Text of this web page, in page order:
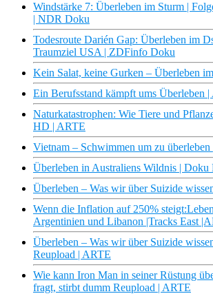
Windstärke 7: Überleben im Sturm |
| NDR Doku
Todesroute Darién Gap: Überleben im
Traumziel USA | ZDFinfo Doku
Kein Salat, keine Gurken – Überleben
Ein Berufsstand kämpft ums Überleben
Naturkatastrophen: Wie Tiere und
HD | ARTE
Vietnam – Schwimmen um zu
Überleben in Australiens Wildnis |
Überleben – Was wir über Suizide
Wenn die Inflation auf 250%
Argentinien und Libanon |Tracks East
Überleben – Was wir über Suizide
Reupload | ARTE
Wie kann Iron Man in seiner Rüstung
fragt, stirbt dumm Reupload | ARTE